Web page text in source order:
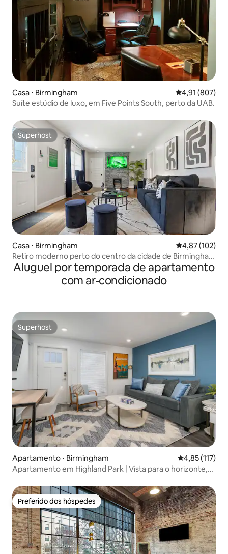
Casa ⋅ Birmingham 4,91 de uma
4,91 (807)
Suíte estúdio de luxo, em Five Points South, perto da UAB.
Superhost
Superhost
Casa ⋅ Birmingham 4,87 de uma
4,87 (102)
Retiro moderno perto do centro da cidade de Birmingham
com vistas
Aluguel por temporada de apartamento
com ar-condicionado
Superhost
Superhost
Apartamento ⋅ Birmingham 4,85 de uma
4,85 (117)
Apartamento em Highland Park | Vista para o horizonte,
Preferido dos hóspedes
Preferido dos hóspedes